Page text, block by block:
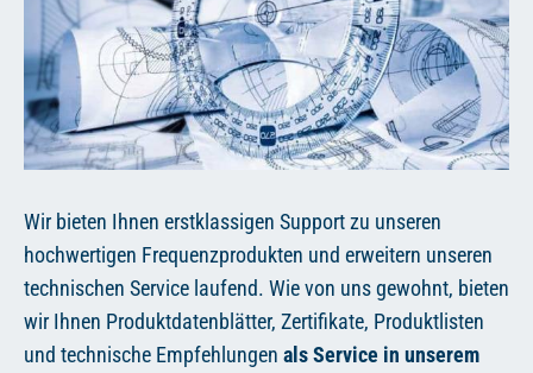
Wir bieten Ihnen erstklassigen Support zu unseren
hochwertigen Frequenzprodukten und erweitern unseren
technischen Service laufend. Wie von uns gewohnt, bieten
wir Ihnen Produktdatenblätter, Zertifikate, Produktlisten
und technische Empfehlungen als Service in unserem